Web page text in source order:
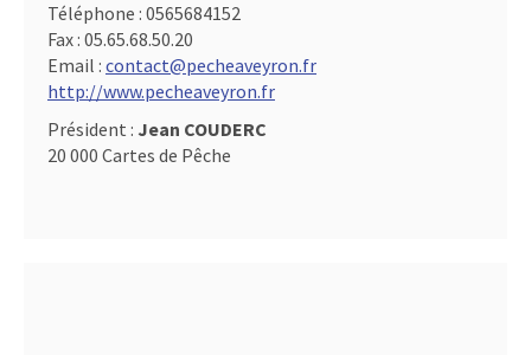
Téléphone : 0565684152
Fax : 05.65.68.50.20
Email : contact@pecheaveyron.fr
http://www.pecheaveyron.fr
Président : Jean COUDERC
20 000 Cartes de Pêche